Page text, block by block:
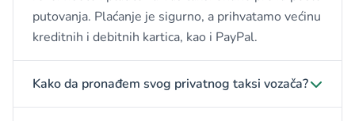
putovanja. Plaćanje je sigurno, a prihvatamo većinu
kreditnih i debitnih kartica, kao i PayPal.
Kako da pronađem svog privatnog taksi vozača?